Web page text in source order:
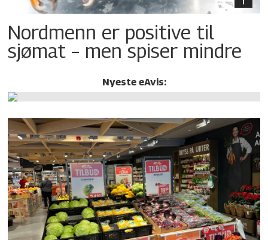
Nordmenn er positive til
sjømat – men spiser mindre
Nyeste eAvis: